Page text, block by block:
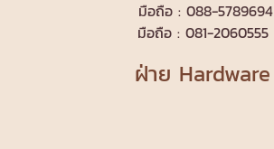
มือถือ : 088-5789694
มือถือ : 081-2060555
ฝ่าย Hardware